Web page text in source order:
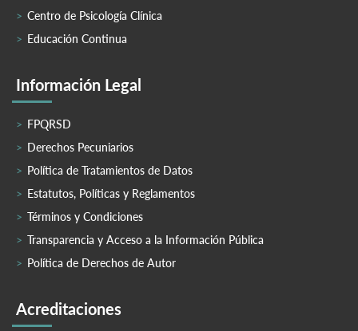
Centro de Psicología Clínica
Educación Continua
Información Legal
FPQRSD
Derechos Pecuniarios
Política de Tratamientos de Datos
Estatutos, Políticas y Reglamentos
Términos y Condiciones
Transparencia y Acceso a la Información Pública
Política de Derechos de Autor
Acreditaciones